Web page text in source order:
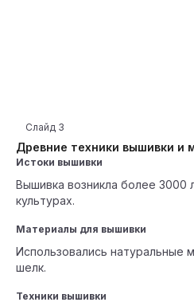
Древние техники вышивки и
Слайд 3
Истоки вышивки
Вышивка возникла более 3000
культурах.
Материалы для вышивки
Использовались натуральные
шелк.
Техники вышивки